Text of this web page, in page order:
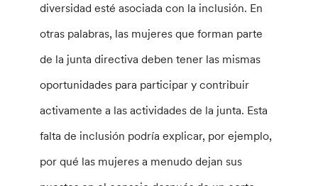
diversidad esté asociada con la inclusión. En
otras palabras, las mujeres que forman parte
de la junta directiva deben tener las mismas
oportunidades para participar y contribuir
activamente a las actividades de la junta. Esta
falta de inclusión podría explicar, por ejemplo,
por qué las mujeres a menudo dejan sus